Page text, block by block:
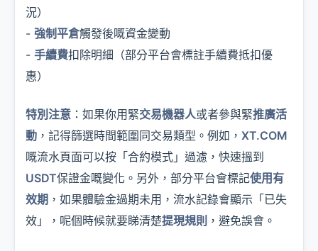
況）
- 強制平倉觸發後嘅資金變動
- 手續費扣除明細（部分平台會標註手續費抵扣優
惠）
特別注意 ：如果你用緊交易機器人或者參與緊推廣活
動 ，記得篩選時間範圍同交易類型。例如， XT.COM
嘅流水頁面可以按「合約模式」過濾，快速搵到
USDT保證金嘅變化。另外，部分平台會標記使用有
效期 ，如果體驗金過期未用，流水記錄會顯示「已失
效」，呢個時候就要睇清楚提現規則 ，避免誤會。